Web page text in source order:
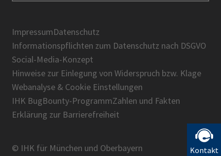
Kontakt
Über uns
Presse
IHK-Magazin
BIHK
DIHK
AHK
IHK-Standortportal Bayern
ImpressumDatenschutz
Informationspflichten zum Datenschutz nach DSGVO
Social-Media-Konzept
Hinweise zur Einlegung von Widerspruch bzw. Klage
Webanalyse & Cookie Einstellungen
IHK BugBounty-ProgrammZahlen und Fakten
Erklärung zur Barrierefreiheit
© IHK für München und Oberbayern